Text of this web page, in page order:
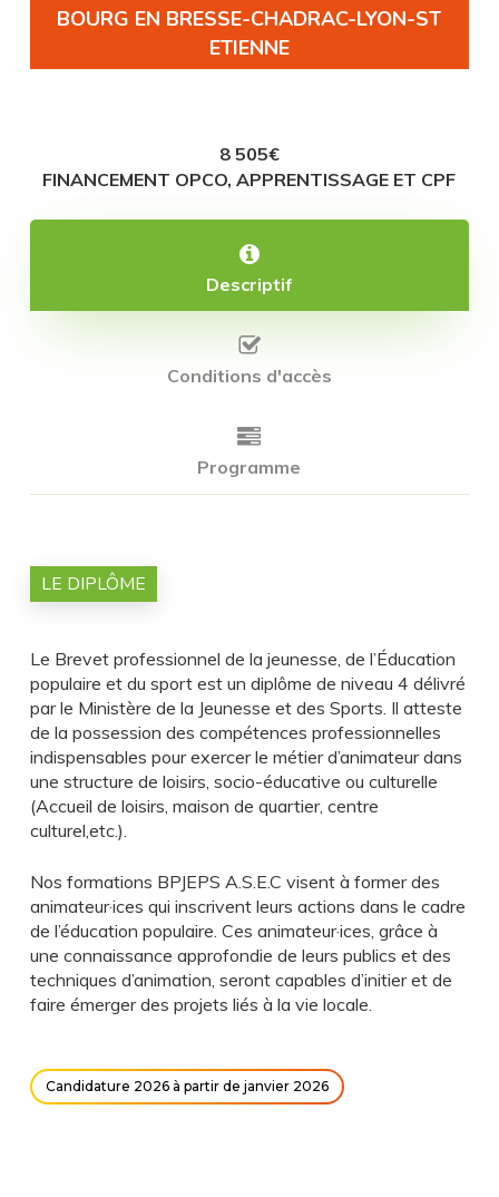
BOURG EN BRESSE-CHADRAC-LYON-ST
ETIENNE
8 505€
FINANCEMENT OPCO, APPRENTISSAGE ET CPF
Descriptif
Conditions d'accès
Programme
LE DIPLÔME
Le Brevet professionnel de la jeunesse, de l’Éducation
populaire et du sport est un diplôme de niveau 4 délivré
par le Ministère de la Jeunesse et des Sports. Il atteste
de la possession des compétences professionnelles
indispensables pour exercer le métier d’animateur dans
une structure de loisirs, socio-éducative ou culturelle
(Accueil de loisirs, maison de quartier, centre
culturel,etc.).
Nos formations BPJEPS A.S.E.C visent à former des
animateur·ices qui inscrivent leurs actions dans le cadre
de l’éducation populaire. Ces animateur·ices, grâce à
une connaissance approfondie de leurs publics et des
techniques d’animation, seront capables d’initier et de
faire émerger des projets liés à la vie locale.
Candidature 2026 à partir de janvier 2026